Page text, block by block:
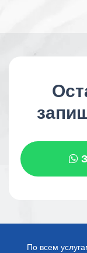
По всем